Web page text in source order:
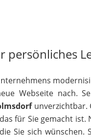
persönliches
Webseite nach.
unverzichtbar.
für Sie gemacht
Sie sich wünschen.